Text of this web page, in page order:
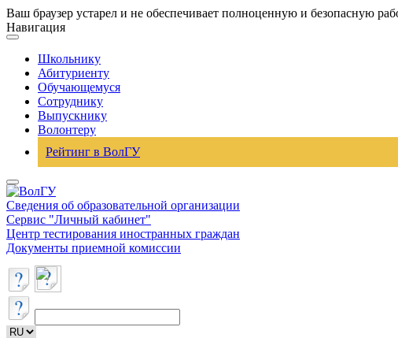
Ваш браузер устарел и не обеспечивает полноценную и безопасную
Навигация
Школьнику
Абитуриенту
Обучающемуся
Сотруднику
Выпускнику
Волонтеру
Рейтинг в ВолГУ
Сведения об образовательной организации
Сервис "Личный кабинет"
Центр тестирования иностранных граждан
Документы приемной комиссии